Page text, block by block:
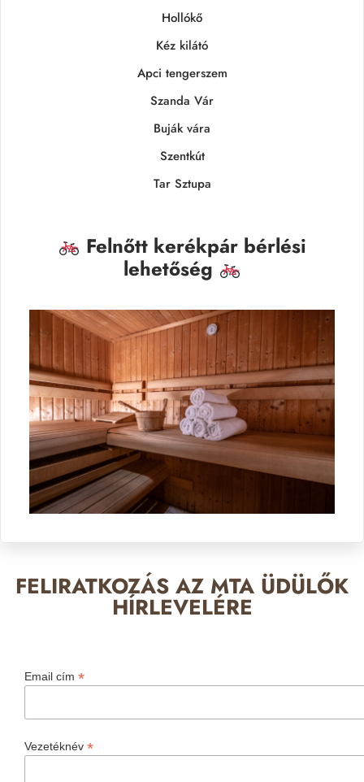
Hollókő
Kéz kilátó
Apci tengerszem
Szanda Vár
Buják vára
Szentkút
Tar Sztupa
Felnőtt kerékpár bérlési
lehetőség
FELIRATKOZÁS AZ MTA ÜDÜLŐK
HÍRLEVELÉRE
Email cím *
Vezetéknév *